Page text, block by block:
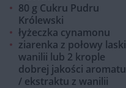
80 g Cukru Pudru
Królewski
łyżeczka cynamonu
ziarenka z połowy laski
wanilii lub 2 krople
dobrej jakości aromatu
/ ekstraktu z wanilii